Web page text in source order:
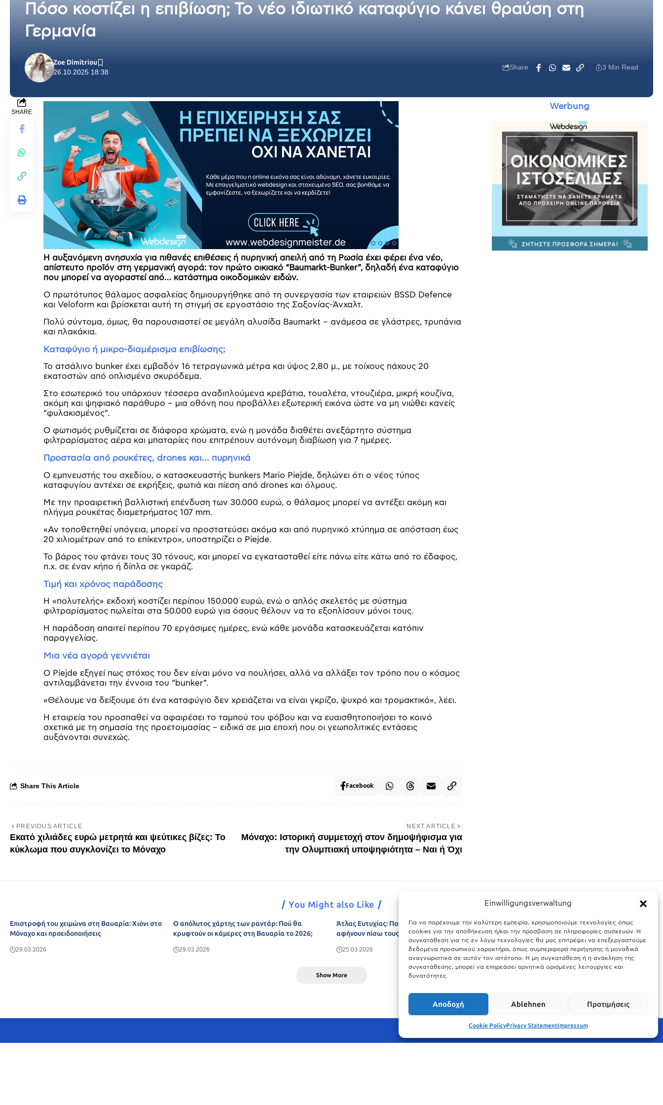
Einwilligungsverwaltung
Για να παρέχουμε την καλύτερη εμπειρία, χρησιμοποιούμε τεχνολογίες όπως
cookies για την αποθήκευση ή/και την πρόσβαση σε πληροφορίες συσκευών. Η
συγκατάθεση για τις εν λόγω τεχνολογίες θα μας επιτρέψει να επεξεργαστούμε
δεδομένα προσωπικού χαρακτήρα, όπως συμπεριφορά περιήγησης ή μοναδικά
αναγνωριστικά σε αυτόν τον ιστότοπο. Η μη συγκατάθεση ή η ανάκληση της
συγκατάθεσης, μπορεί να επηρεάσει αρνητικά ορισμένες λειτουργίες και
δυνατότητες.
Αποδοχή Ablehnen Προτιμήσεις
Cookie PolicyPrivacy StatementImpressum
Πόσο κοστίζει η επιβίωση; Το νέο ιδιωτικό καταφύγιο κάνει θραύση στη
Γερμανία
26.10.2025 18:38
Zoe Dimitriou
Share 3 Min Read
SHARE
Η αυξανόμενη ανησυχία για πιθανές επιθέσεις ή πυρηνική απειλή από τη Ρωσία έχει φέρει ένα νέο,
απίστευτο προϊόν στη γερμανική αγορά: τον πρώτο οικιακό “Baumarkt-Bunker”, δηλαδή ένα καταφύγιο
που μπορεί να αγοραστεί από… κατάστημα οικοδομικών ειδών.
Ο πρωτότυπος θάλαμος ασφαλείας δημιουργήθηκε από τη συνεργασία των εταιρειών BSSD Defence
και Veloform και βρίσκεται αυτή τη στιγμή σε εργοστάσιο της Σαξονίας-Άνχαλτ.
Πολύ σύντομα, όμως, θα παρουσιαστεί σε μεγάλη αλυσίδα Baumarkt – ανάμεσα σε γλάστρες, τρυπάνια
και πλακάκια.
Καταφύγιο ή μικρο-διαμέρισμα επιβίωσης;
Το ατσάλινο bunker έχει εμβαδόν 16 τετραγωνικά μέτρα και ύψος 2,80 μ., με τοίχους πάχους 20
εκατοστών από οπλισμένο σκυρόδεμα.
Στο εσωτερικό του υπάρχουν τέσσερα αναδιπλούμενα κρεβάτια, τουαλέτα, ντουζιέρα, μικρή κουζίνα,
ακόμη και ψηφιακό παράθυρο – μια οθόνη που προβάλλει εξωτερική εικόνα ώστε να μη νιώθει κανείς
“φυλακισμένος”.
Ο φωτισμός ρυθμίζεται σε διάφορα χρώματα, ενώ η μονάδα διαθέτει ανεξάρτητο σύστημα
φιλτραρίσματος αέρα και μπαταρίες που επιτρέπουν αυτόνομη διαβίωση για 7 ημέρες.
Προστασία από ρουκέτες, drones και… πυρηνικά
Ο εμπνευστής του σχεδίου, ο κατασκευαστής bunkers Mario Piejde, δηλώνει ότι ο νέος τύπος
καταφυγίου αντέχει σε εκρήξεις, φωτιά και πίεση από drones και όλμους.
Με την προαιρετική βαλλιστική επένδυση των 30.000 ευρώ, ο θάλαμος μπορεί να αντέξει ακόμη και
πλήγμα ρουκέτας διαμετρήματος 107 mm.
«Αν τοποθετηθεί υπόγεια, μπορεί να προστατεύσει ακόμα και από πυρηνικό χτύπημα σε απόσταση έως
20 χιλιομέτρων από το επίκεντρο», υποστηρίζει ο Piejde.
Το βάρος του φτάνει τους 30 τόνους, και μπορεί να εγκατασταθεί είτε πάνω είτε κάτω από το έδαφος,
π.χ. σε έναν κήπο ή δίπλα σε γκαράζ.
Τιμή και χρόνος παράδοσης
Η «πολυτελής» εκδοχή κοστίζει περίπου 150.000 ευρώ, ενώ ο απλός σκελετός με σύστημα
φιλτραρίσματος πωλείται στα 50.000 ευρώ για όσους θέλουν να το εξοπλίσουν μόνοι τους.
Η παράδοση απαιτεί περίπου 70 εργάσιμες ημέρες, ενώ κάθε μονάδα κατασκευάζεται κατόπιν
παραγγελίας.
Μια νέα αγορά γεννιέται
Ο Piejde εξηγεί πως στόχος του δεν είναι μόνο να πουλήσει, αλλά να αλλάξει τον τρόπο που ο κόσμος
αντιλαμβάνεται την έννοια του “bunker”.
«Θέλουμε να δείξουμε ότι ένα καταφύγιο δεν χρειάζεται να είναι γκρίζο, ψυχρό και τρομακτικό», λέει.
Η εταιρεία του προσπαθεί να αφαιρέσει το ταμπού του φόβου και να ευαισθητοποιήσει το κοινό
σχετικά με τη σημασία της προετοιμασίας – ειδικά σε μια εποχή που οι γεωπολιτικές εντάσεις
αυξάνονται συνεχώς.
Share This Article Facebook
PREVIOUS ARTICLE
Εκατό χιλιάδες ευρώ μετρητά και ψεύτικες βίζες: Το
κύκλωμα που συγκλονίζει το Μόναχο
NEXT ARTICLE
Μόναχο: Ιστορική συμμετοχή στον δημοψήφισμα για
την Ολυμπιακή υποψηφιότητα – Ναι ή Όχι
Werbung
You Might also Like
Επιστροφή του χειμώνα στη Βαυαρία: Χιόνι στο
Μόναχο και προειδοποιήσεις
29.03.2026
Ο απόλυτος χάρτης των ραντάρ: Πού θα
κρυφτούν οι κάμερες στη Βαυαρία το 2026;
29.03.2026
Άτλας Ευτυχίας: Ποιες πόλεις της Βαυαρίας
αφήνουν πίσω τους το Μόναχο;
25.03.2026
Θύελλα χτυπά το Μόναχο: Κίνδυνος από τους
ισχυρούς ανέμους και τις καταιγίδες
25.03.2026
Show More